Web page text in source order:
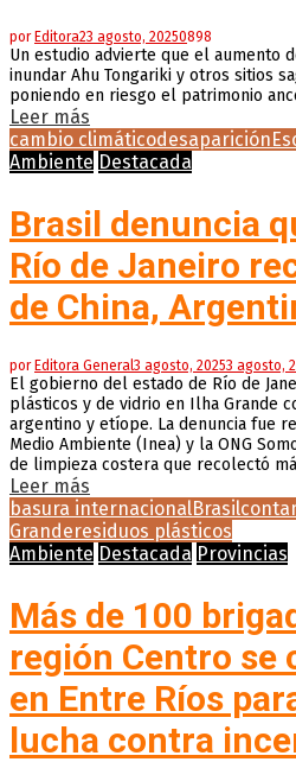
porEditora23 agosto, 20250898
Un estudio advierte que el aumento
inundar Ahu Tongariki y otros sitios
poniendo en riesgo el patrimonio
Leer más
cambio climáticodesaparición
Ambiente Destacada
Brasil denuncia
Río de Janeiro
de China,
porEditora General3 agosto, 20253 agosto,
El gobierno del estado de Río de
plásticos y de vidrio en Ilha Grande
argentino y etíope. La denuncia fue
Medio Ambiente (Inea) y la ONG
de limpieza costera que recolectó
Leer más
basura internacionalBrasil
Granderesiduos plásticos
Ambiente Destacada Provincias
Más de 100
región Centro se
en Entre Ríos
lucha contra